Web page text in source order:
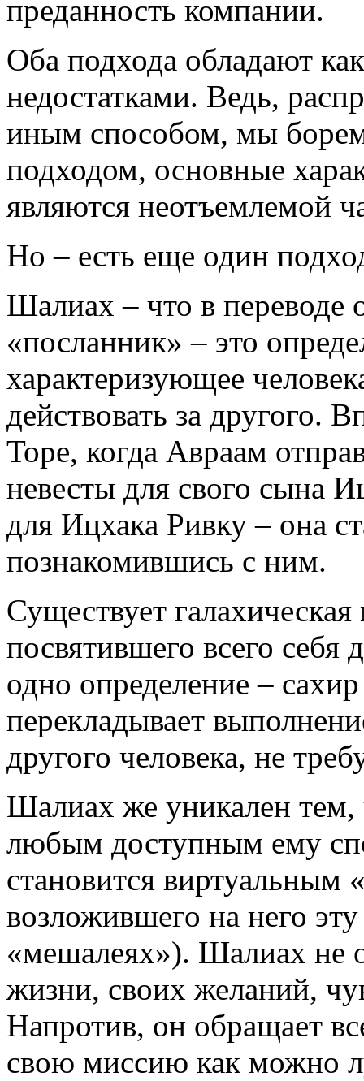
преданность компании.
Оба подхода обладают
недостатками. Ведь,
иным способом, мы
подходом, основные
являются неотъемлемой
Но – есть еще один
Шалиах – что в переводе
«посланник» – это
характеризующее
действовать за другого.
Торе, когда Авраам
невесты для свого сына
для Ицхака Ривку – она
познакомившись с ним.
Существует
посвятившего всего себя
одно определение –
перекладывает
другого человека, не
Шалиах же уникален тем,
любым доступным ему
становится виртуальным
возложившего на него
«мешалеях»). Шалиах не
жизни, своих желаний,
Напротив, он обращает
свою миссию как можно